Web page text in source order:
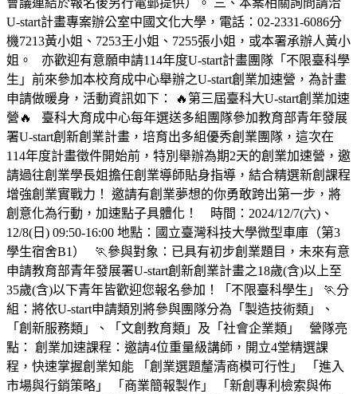
會議連結於報名後另行電郵提供）。 三、本案相關詢問請洽
U-start計畫專案辦公室中國文化大學，電話：02-2331-6086分
機7213黃小姐、7253王小姐、7255張小姐，或本署承辦人黃小
姐。 亦歡迎有意願申請114年度U-start計畫團隊「不限臺科學
生」前來參加本校育成中心舉辦之U-start創業加速營，為計畫
申請做暖身，活動資訊如下： 🔥第三屆臺科大U-start創業加速
營🔥 臺科大育成中心每年選送多組團隊參加教育部青年發展
署U-start創新創業計畫，培育出多組優秀創業團隊，這次在
114年度計畫徵件開始前，特別舉辦為期2天的創業加速營，邀
請過往創業學長姐擔任創業導師貼身指導，結合精選新創課程
增強創業實戰力！ 邀請有創業夢想的你勇敢跨出第一步，將
創意化為行動，加速點子具體化！ 時間：2024/12/7(六)、
12/8(日) 09:50-16:00 地點：國立臺灣科技大學微型車庫（第3
學生宿舍B1） 🏃‍參與對象：已具有初步創業題目，未來有意
申請教育部青年發展署U-start創新創業計畫之18歲(含)以上至
35歲(含)以下青年皆歡迎您報名參加！「不限臺科學生」 🏃‍分
組：將依U-start申請類別將參與團隊分為「製造技術類」、
「創新服務類」、「文創教育類」及「社會企業類」 營隊亮
點： 創業加速課程：邀請4位重量級講師，開立4堂精選課
程，快速掌握創業知能 「創業選題釐清商模可行性」 「進入
市場與行銷策略」 「商業簡報製作」 「新創專利檢索與佈